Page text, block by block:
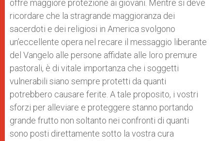
offre maggiore protezione ai giovani. Mentre si deve
ricordare che la stragrande maggioranza dei
sacerdoti e dei religiosi in America svolgono
un’eccellente opera nel recare il messaggio liberante
del Vangelo alle persone affidate alle loro premure
pastorali, è di vitale importanza che i soggetti
vulnerabili siano sempre protetti da quanti
potrebbero causare ferite. A tale proposito, i vostri
sforzi per alleviare e proteggere stanno portando
grande frutto non soltanto nei confronti di quanti
sono posti direttamente sotto la vostra cura